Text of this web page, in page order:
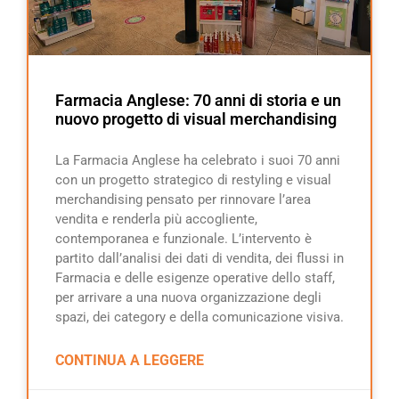
Farmacia Anglese: 70 anni di storia e un
nuovo progetto di visual merchandising
La Farmacia Anglese ha celebrato i suoi 70 anni
con un progetto strategico di restyling e visual
merchandising pensato per rinnovare l’area
vendita e renderla più accogliente,
contemporanea e funzionale. L’intervento è
partito dall’analisi dei dati di vendita, dei flussi in
Farmacia e delle esigenze operative dello staff,
per arrivare a una nuova organizzazione degli
spazi, dei category e della comunicazione visiva.
CONTINUA A LEGGERE